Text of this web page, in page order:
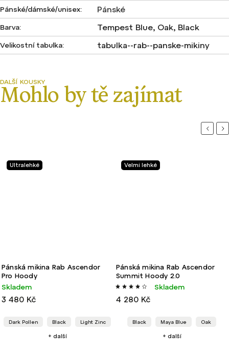
Pánské/dámské/unisex: Pánské
Barva: Tempest Blue, Oak, Black
Velikostní tabulka: tabulka--rab--panske-mikiny
Ultralehké
Pánská mikina Rab Ascendor
Pro Hoody
Skladem
3 480 Kč
Dark Pollen Black Light Zinc
+ další
Velmi lehké
Pánská mikina Rab Ascendor
Summit Hoody 2.0
Skladem
4 280 Kč
Black Maya Blue Oak
+ další